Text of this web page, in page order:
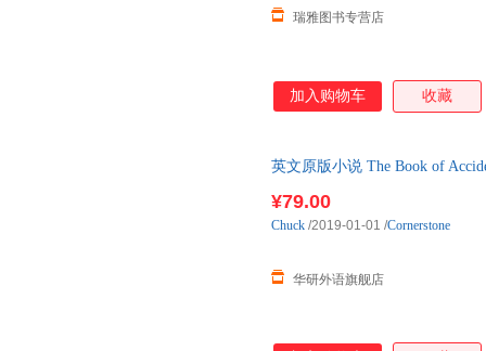
瑞雅图书专营店
加入购物车 收藏
英文原版小说 The Book of
¥79.00
华研外语旗舰店
Chuck /2019-01-01 /Cornerstone